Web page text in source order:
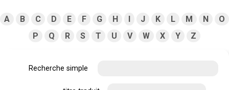
A B C D E F G H I J K L M N
O
P
Q R S T U V W X Y Z
Recherche simple